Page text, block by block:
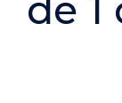
de